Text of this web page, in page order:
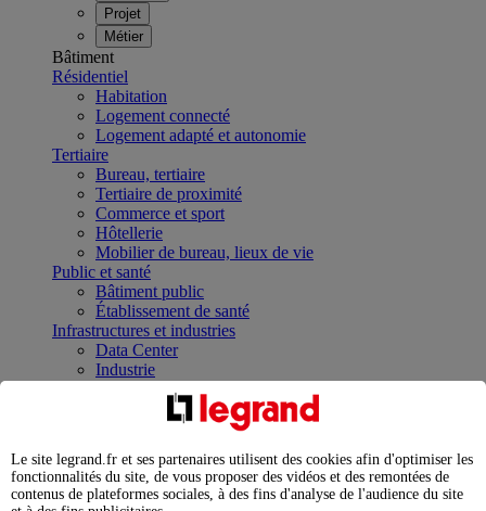
Projet
Métier
Bâtiment
Résidentiel
Habitation
Logement connecté
Logement adapté et autonomie
Tertiaire
Bureau, tertiaire
Tertiaire de proximité
Commerce et sport
Hôtellerie
Mobilier de bureau, lieux de vie
Public et santé
Bâtiment public
Établissement de santé
Infrastructures et industries
Data Center
Industrie
Infrastructures
Contrôler et planifier le fonctionnement des appareils
Répartir et optimiser son tableau électrique
Legrand Data Center Solutions : concentrer les
expertises au service de vos performances
Le site legrand.fr et ses partenaires utilisent des cookies afin d'optimiser les
fonctionnalités du site, de vous proposer des vidéos et des remontées de
contenus de plateformes sociales, à des fins d'analyse de l'audience du site